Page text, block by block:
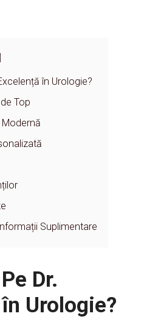
în Urologie?
Top
Modernă
Suplimentare
Dr.
Urologie?